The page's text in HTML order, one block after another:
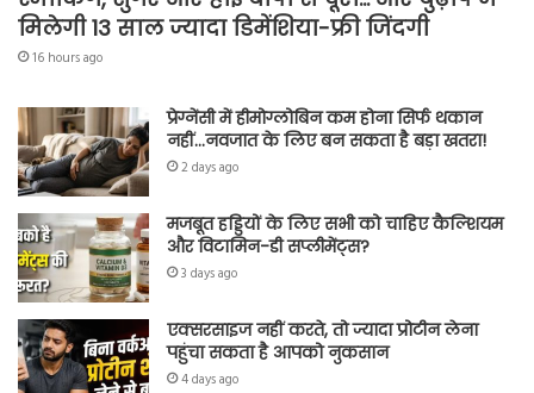
मिलेगी 13 साल ज्यादा डिमेंशिया-फ्री जिंदगी
16 hours ago
प्रेग्नेंसी में हीमोग्लोबिन कम होना सिर्फ थकान
नहीं…नवजात के लिए बन सकता है बड़ा खतरा!
2 days ago
मजबूत हड्डियों के लिए सभी को चाहिए कैल्शियम
और विटामिन-डी सप्लीमेंट्स?
3 days ago
एक्सरसाइज नहीं करते, तो ज्यादा प्रोटीन लेना
पहुंचा सकता है आपको नुकसान
4 days ago